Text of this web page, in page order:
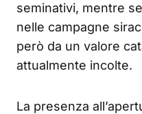
seminativi, mentre
nelle campagne
però da un valore
attualmente incolte.
La presenza